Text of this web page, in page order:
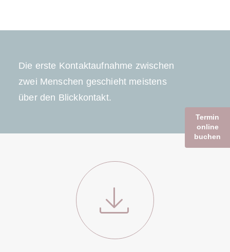
Die erste Kontaktaufnahme zwischen
zwei Menschen geschieht meistens
über den Blickkontakt.
Termin
online
buchen